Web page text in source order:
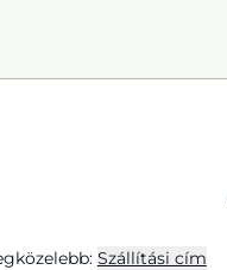
Szállítási cím